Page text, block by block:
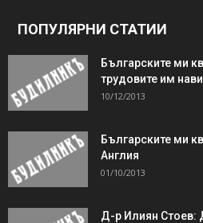
ПОПУЛЯРНИ СТАТИИ
Българските ми
трудовите им
10/12/2013
Българските ми
Англия
01/10/2013
Д-р Илиян Стоев: